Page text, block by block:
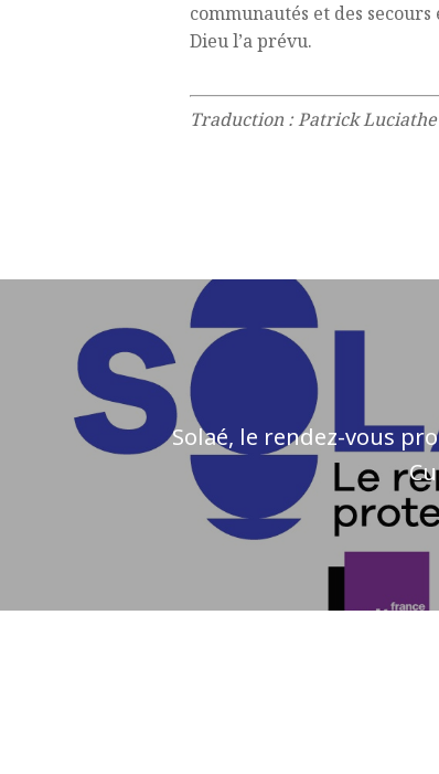
communautés et des
Dieu l’a prévu.
Traduction : Patrick Luciathe
Solaé, le rendez-vous